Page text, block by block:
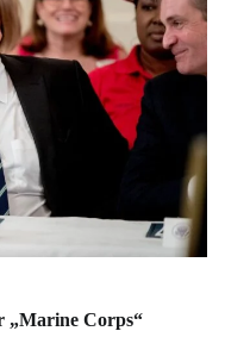
„Marine Corps“